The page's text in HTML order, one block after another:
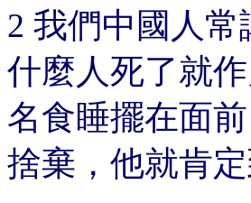
2 我們中國人
什麼人死了就
名食睡擺在面
捨棄，他就肯